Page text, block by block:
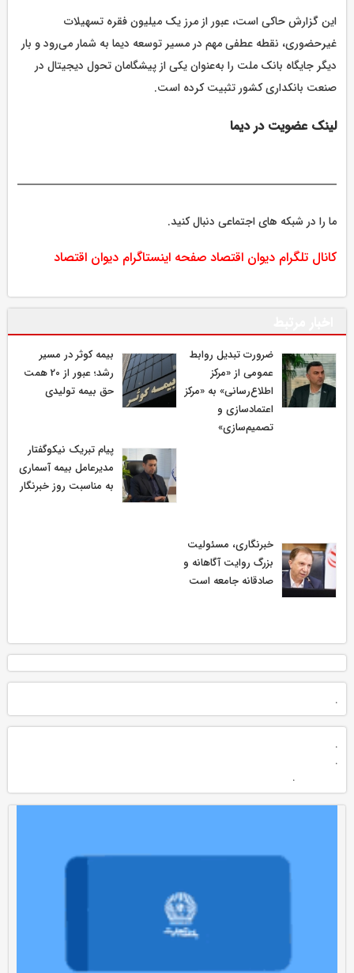
این گزارش حاکی است، عبور از مرز یک میلیون فقره تسهیلات
غیرحضوری، نقطه عطفی مهم در مسیر توسعه دیما به شمار می‌رود و بار
دیگر جایگاه بانک ملت را به‌عنوان یکی از پیشگامان تحول دیجیتال در
صنعت بانکداری کشور تثبیت کرده است.
لینک عضویت در دیما
ما را در شبکه های اجتماعی دنبال کنید.
کانال تلگرام دیوان اقتصاد صفحه اینستاگرام دیوان اقتصاد
ضرورت تبدیل روابط
عمومی از «مرکز
اطلاع‌رسانی» به «مرکز
اعتمادسازی و
تصمیم‌سازی»
بیمه کوثر در مسیر
رشد؛ عبور از 20 همت
حق بیمه تولیدی
پیام تبریک نیکوگفتار
مدیرعامل بیمه آسماری
به مناسبت روز خبرنگار
خبرنگاری، مسئولیت
بزرگ روایت آگاهانه و
صادقانه جامعه است
.
.
.
.